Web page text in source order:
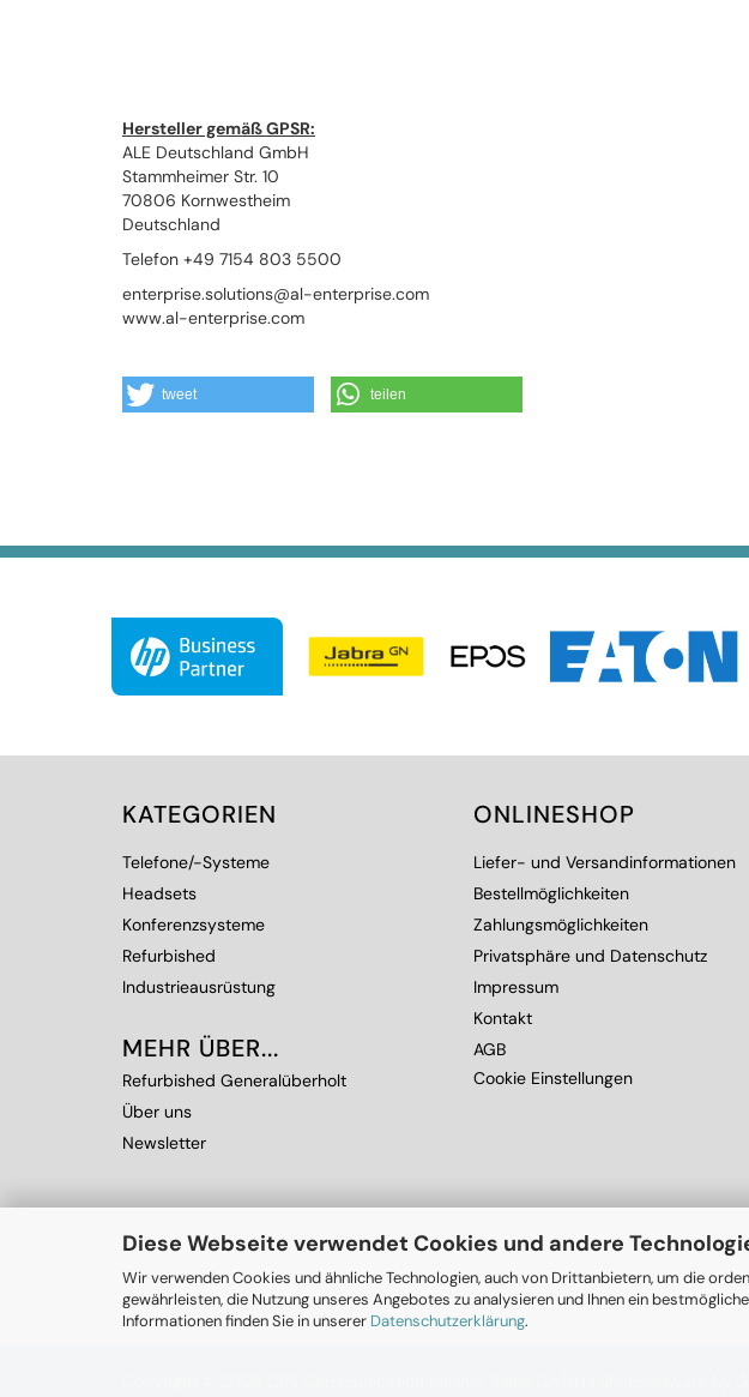
Diese Webseite verwendet Cookies und andere
Wir verwenden Cookies und ähnliche Technologien, auch von Drittanbietern, um die
gewährleisten, die Nutzung unseres Angebotes zu analysieren und Ihnen ein
Informationen finden Sie in unserer Datenschutzerklärung.
Hersteller gemäß GPSR:
ALE Deutschland GmbH
Stammheimer Str. 10
70806 Kornwestheim
Deutschland
Telefon +49 7154 803 5500
enterprise.solutions@al-enterprise.com
www.al-enterprise.com
tweet teilen
KATEGORIEN
Telefone/-Systeme
Headsets
Konferenzsysteme
Refurbished
Industrieausrüstung
MEHR ÜBER...
Refurbished Generalüberholt
Über uns
Newsletter
ONLINESHOP
Liefer- und Versandinformationen
Bestellmöglichkeiten
Zahlungsmöglichkeiten
Privatsphäre und Datenschutz
Impressum
Kontakt
AGB
Cookie Einstellungen